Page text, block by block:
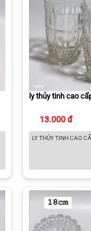
ly thủy tinh cao
13.000 đ
LY THỦY TINH CAO